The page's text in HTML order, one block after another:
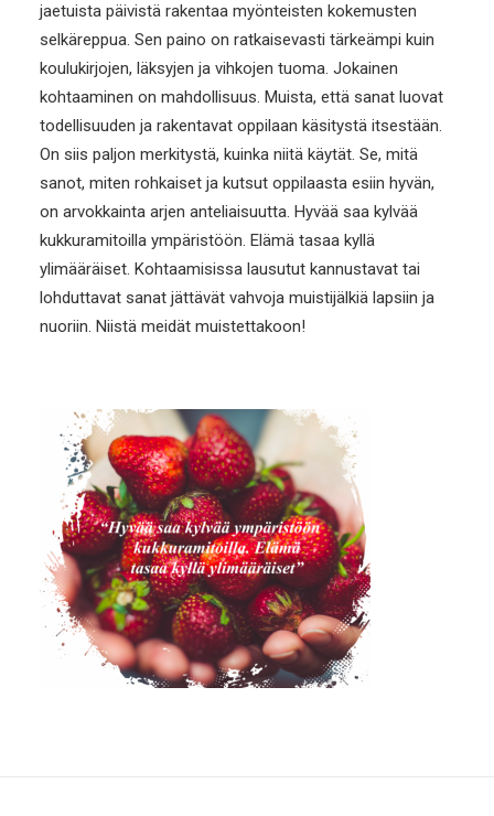
jaetuista päivistä rakentaa myönteisten kokemusten
selkäreppua. Sen paino on ratkaisevasti tärkeämpi kuin
koulukirjojen, läksyjen ja vihkojen tuoma. Jokainen
kohtaaminen on mahdollisuus. Muista, että sanat luovat
todellisuuden ja rakentavat oppilaan käsitystä itsestään.
On siis paljon merkitystä, kuinka niitä käytät. Se, mitä
sanot, miten rohkaiset ja kutsut oppilaasta esiin hyvän,
on arvokkainta arjen anteliaisuutta. Hyvää saa kylvää
kukkuramitoilla ympäristöön. Elämä tasaa kyllä
ylimääräiset. Kohtaamisissa lausutut kannustavat tai
lohduttavat sanat jättävät vahvoja muistijälkiä lapsiin ja
nuoriin. Niistä meidät muistettakoon!